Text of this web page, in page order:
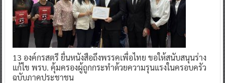
13 องค์กรสตรี ยื่นหนังสือถึงพรรคเพื่อไทย ขอให้สนับสนุนร่าง
แก้ไข พรบ. คุ้มครองผู้ถูกกระทำด้วยความรุนแรงในครอบครัว
ฉบับภาคประชาชน